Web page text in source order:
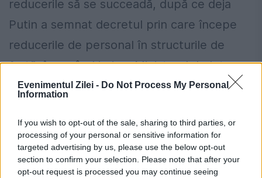
Evenimentul Zilei - Do Not Process My Personal
Information
If you wish to opt-out of the sale, sharing to third parties, or
processing of your personal or sensitive information for
targeted advertising by us, please use the below opt-out
section to confirm your selection. Please note that after your
opt-out request is processed you may continue seeing
reducerile să se succeadă, după ce deja
Putin a semnat decretul prin care începe
reducerile de personal în structurile de
forță, începând ieri cu Ministerul de Interne
în care se redus 110.000 de posturi până la
Opiniile exprimate în paginile ziarului
aparțin autorilor.